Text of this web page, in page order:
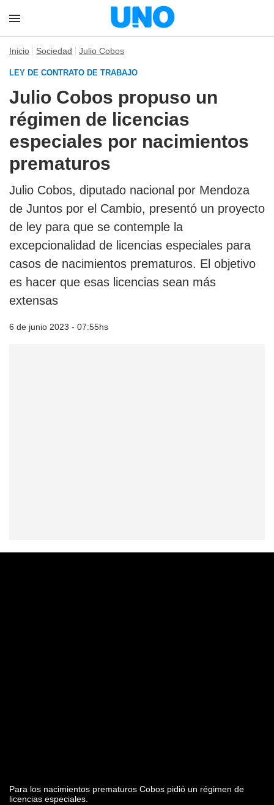
Inicio Sociedad Julio Cobos
LEY DE CONTRATO DE TRABAJO
Julio Cobos propuso un
régimen de licencias
especiales por nacimientos
prematuros
Julio Cobos, diputado nacional por Mendoza
de Juntos por el Cambio, presentó un proyecto
de ley para que se contemple la
excepcionalidad de licencias especiales para
casos de nacimientos prematuros. El objetivo
es hacer que esas licencias sean más
extensas
6 de junio 2023 - 07:55hs
Para los nacimientos prematuros Cobos pidió un régimen de
licencias especiales.